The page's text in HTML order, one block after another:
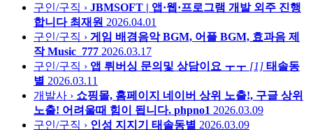
구인/구직 › JBMSOFT | 앱·웹·프로그램 개발 외주 진행
합니다 최재원 2026.04.01
구인/구직 › 게임 배경음악 BGM, 어플 BGM, 효과음 제
작 Music_777 2026.03.17
구인/구직 › 앱 뤼버싱 문의및 상담이요 ㅜㅜ [1] 태솔동
별 2026.03.11
개발사 › 쇼핑몰, 홈페이지 네이버 상위 노출!, 구글 상위
노출! 어려울때 힘이 됩니다. phpno1 2026.03.09
구인/구직 › 인성 지지기 태솔동별 2026.03.09